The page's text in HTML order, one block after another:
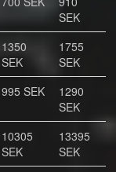
SEK
1350
SEK
1755
SEK
995 SEK
1290
SEK
10305
SEK
13395
SEK